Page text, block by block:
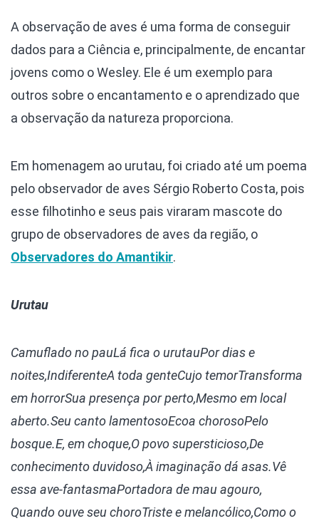
A observação de aves é uma forma de conseguir
dados para a Ciência e, principalmente, de encantar
jovens como o Wesley. Ele é um exemplo para
outros sobre o encantamento e o aprendizado que
a observação da natureza proporciona.
Em homenagem ao urutau, foi criado até um poema
pelo observador de aves Sérgio Roberto Costa, pois
esse filhotinho e seus pais viraram mascote do
grupo de observadores de aves da região, o
Observadores do Amantikir.
Urutau
Camuflado no pauLá fica o urutauPor dias e
noites,IndiferenteA toda genteCujo temorTransforma
em horrorSua presença por perto,Mesmo em local
aberto.Seu canto lamentosoEcoa chorosoPelo
bosque.E, em choque,O povo supersticioso,De
conhecimento duvidoso,À imaginação dá asas.Vê
essa ave-fantasmaPortadora de mau agouro,
Quando ouve seu choroTriste e melancólico,Como o